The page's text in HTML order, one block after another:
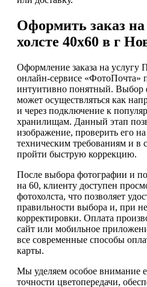
Оформить заказ на
холсте 40х60 в г
Оформление заказа на услугу
онлайн-сервисе «ФотоПочта»
интуитивно понятный. Выбор
может осуществляться как
и через подключение к
хранилищам. Данный этап
изображение, проверить его на
техническим требованиям и в
пройти быструю коррекцию.
После выбора фотографии и
на 60, клиенту доступен
фотохолста, что позволяет
правильности выбора и, при
корректировки. Оплата
сайт или мобильное
все современные способы
карты.
Мы уделяем особое внимание
точности цветопередачи,